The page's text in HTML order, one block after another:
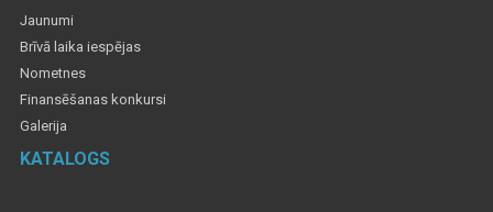
Jaunumi
Brīvā laika iespējas
Nometnes
Finansēšanas konkursi
Galerija
KATALOGS